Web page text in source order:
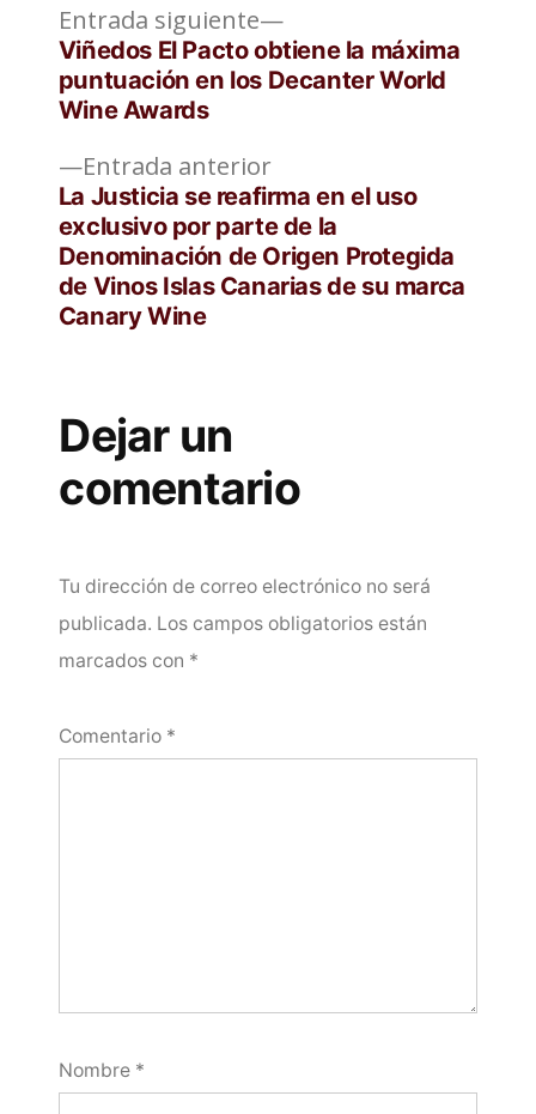
Navegación
de
entradas
Entrada anteriorEntrada
anterior:
La Justicia se reafirma en el uso
exclusivo por parte de la
Denominación de Origen Protegida
de Vinos Islas Canarias de su marca
Canary Wine
Entrada siguiente
Entrada
siguiente:
Viñedos El Pacto obtiene la máxima
puntuación en los Decanter World
Wine Awards
Dejar un
comentario
Tu dirección de correo electrónico no será
publicada. Los campos obligatorios están
marcados con *
Comentario *
Nombre *